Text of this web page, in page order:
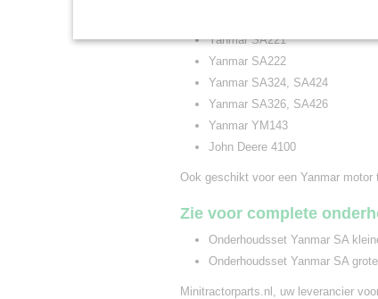
Yanmar SA221
Yanmar SA222
Yanmar SA324, SA424
Yanmar SA326, SA426
Yanmar YM143
John Deere 4100
Ook geschikt voor een Yanmar
Zie voor complete
Onderhoudsset Yanmar SA
Onderhoudsset Yanmar SA
Minitractorparts.nl, uw leverancier